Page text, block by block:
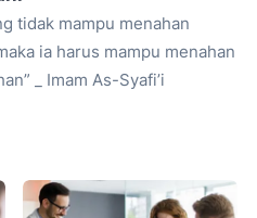
tidak mampu menahan
ia harus mampu menahan
_ Imam As-Syafi’i